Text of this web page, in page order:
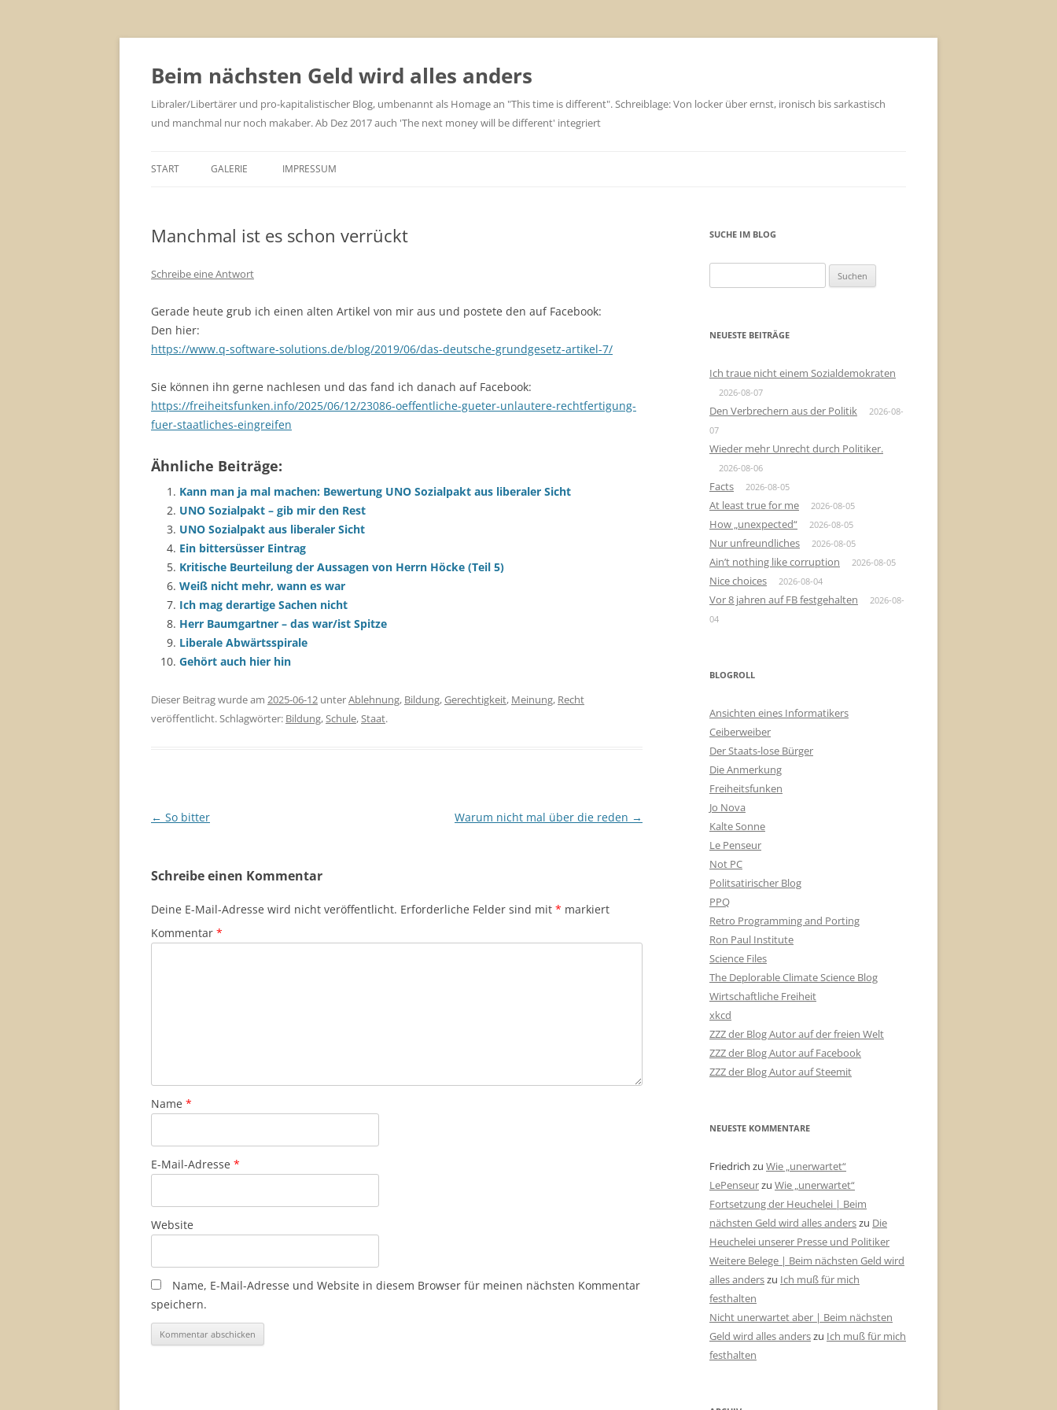
Zum
springen
Beim nächsten Geld wird alles anders
Libraler/Libertärer und pro-kapitalistischer Blog, umbenannt als Homage an "This time is different". Schreiblage: Von locker über ernst, ironisch bis sarkastisch
und manchmal nur noch makaber. Ab Dez 2017 auch 'The next money will be different' integriert
START GALERIE IMPRESSUM
Manchmal ist es schon verrückt
Schreibe eine Antwort
Gerade heute grub ich einen alten Artikel von mir aus und postete den auf Facebook:
Den hier:
https://www.q-software-solutions.de/blog/2019/06/das-deutsche-grundgesetz-artikel-7/
Sie können ihn gerne nachlesen und das fand ich danach auf Facebook:
https://freiheitsfunken.info/2025/06/12/23086-oeffentliche-gueter-unlautere-rechtfertigung-
fuer-staatliches-eingreifen
Ähnliche Beiträge:
Kann man ja mal machen: Bewertung UNO Sozialpakt aus liberaler Sicht
UNO Sozialpakt – gib mir den Rest
UNO Sozialpakt aus liberaler Sicht
Ein bittersüsser Eintrag
Kritische Beurteilung der Aussagen von Herrn Höcke (Teil 5)
Weiß nicht mehr, wann es war
Ich mag derartige Sachen nicht
Herr Baumgartner – das war/ist Spitze
Liberale Abwärtsspirale
Gehört auch hier hin
Dieser Beitrag wurde am 2025-06-12 unterAblehnung, Bildung,Gerechtigkeit, Meinung, Recht
veröffentlicht. Schlagwörter: Bildung,Schule,Staat.
Beitragsnavigation
← So bitter Warum nicht mal über die reden →
Schreibe einen Kommentar
Deine E-Mail-Adresse wird nicht veröffentlicht. Erforderliche Felder sind mit * markiert
Kommentar *
Name *
E-Mail-Adresse *
Website
Name, E-Mail-Adresse und Website in diesem Browser für meinen nächsten Kommentar
speichern.
SUCHE IM BLOG
nach:
NEUESTE BEITRÄGE
Ich traue nicht einem Sozialdemokraten
2026-08-07
Den Verbrechern aus der Politik
2026-08-
07
Wieder mehr Unrecht durch Politiker.
2026-08-06
Facts 2026-08-05
At least true for me 2026-08-05
How „unexpected“ 2026-08-05
Nur unfreundliches 2026-08-05
Ain’t nothing like corruption 2026-08-05
Nice choices 2026-08-04
Vor 8 jahren auf FB festgehalten
2026-08-
04
BLOGROLL
Ansichten eines Informatikers
Ceiberweiber
Der Staats-lose Bürger
Die Anmerkung
Freiheitsfunken
Jo Nova
Kalte Sonne
Le Penseur
Not PC
Politsatirischer Blog
PPQ
Retro Programming and Porting
Ron Paul Institute
Science Files
The Deplorable Climate Science Blog
Wirtschaftliche Freiheit
xkcd
ZZZ der Blog Autor auf der freien Welt
ZZZ der Blog Autor auf Facebook
ZZZ der Blog Autor auf Steemit
NEUESTE KOMMENTARE
Friedrich zu Wie „unerwartet“
LePenseurzu Wie „unerwartet“
Fortsetzung der Heuchelei | Beim
nächsten Geld wird alles anderszu Die
Heuchelei unserer Presse und Politiker
Weitere Belege | Beim nächsten Geld wird
alles anderszu Ich muß für mich
festhalten
Nicht unerwartet aber | Beim nächsten
Geld wird alles anderszu Ich muß für mich
festhalten